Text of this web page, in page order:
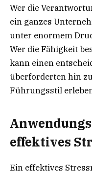
Wer die
ein ganzes
unter enormem
Wer die Fähigkeit
kann einen
überforderten hin
Führungsstil
effektives
Ein effektives